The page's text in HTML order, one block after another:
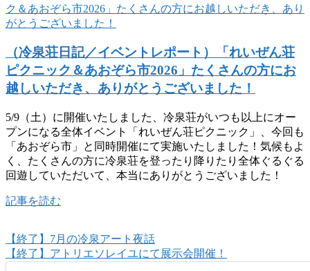
（冷泉荘日記／イベントレポート）「れいぜん荘
ピクニック＆あおぞら市2026」たくさんの方にお
越しいただき、ありがとうございました！
5/9（土）に開催いたしました、冷泉荘がいつも以上にオー
プンになる全体イベント「れいぜん荘ピクニック」、今回も
「あおぞら市」と同時開催にて実施いたしました！気候もよ
く、たくさんの方に冷泉荘を登ったり降りたり全体ぐるぐる
回遊していただいて、本当にありがとうございました！
記事を読む
【終了】7月の冷泉アート夜話
【終了】アトリエソレイユにて展示会開催！